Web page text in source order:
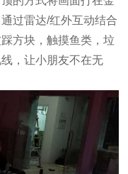
过雷达/红外互动结合
方块，触摸鱼类，垃
，让小朋友不在无